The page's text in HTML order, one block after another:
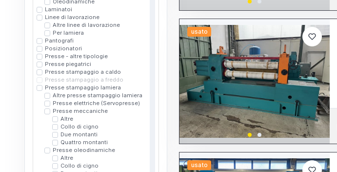
Oleodinamiche
Laminatoi
Linee di lavorazione
Altre linee di lavorazione
Per lamiera
Pantografi
Posizionatori
Presse - altre tipologie
Presse piegatrici
Presse stampaggio a caldo
Presse stampaggio a freddo
Presse stampaggio lamiera
Altre presse stampaggio lamiera
Presse elettriche (Servopresse)
Presse meccaniche
Altre
Collo di cigno
Due montanti
Quattro montanti
Presse oleodinamiche
Altre
Collo di cigno
usato
usato